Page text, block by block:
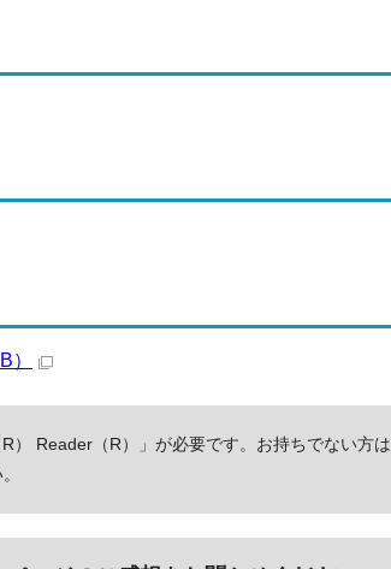
）
） Reader（R）」が必要です。お持ちでない方は